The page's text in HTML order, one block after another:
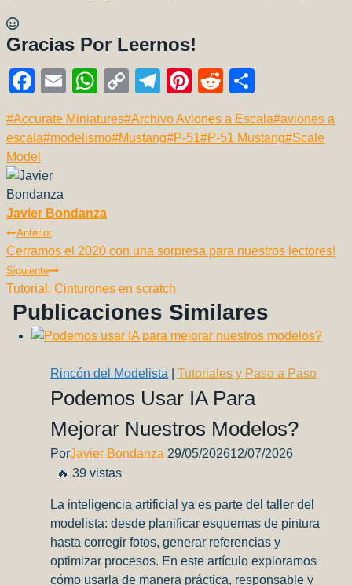
Gracias Por Leernos!
F
c
e
b
o
o
k
E
ail
W
at
p
C
p
T
e
Pi
er
R
d
m
Etiquetas
de
la
entrada:
#Accurate Miniatures#Archivo Aviones a Escala#aviones a
escala#modelismo#Mustang#P-51#P-51 Mustang#Scale
Model
Javier Bondanza
Navegación
De
Entradas
Anterior
Cerramos el 2020 con una sorpresa para nuestros lectores!
Siguiente
Tutorial: Cinturones en scratch
Publicaciones Similares
Rincón del Modelista Tutoriales y Paso a Paso
Podemos Usar IA Para
Mejorar Nuestros Modelos?
PorJavier Bondanza 29/05/202612/07/2026
🔥 39 vistas
La inteligencia artificial ya es parte del taller del
modelista: desde planificar esquemas de pintura
hasta corregir fotos, generar referencias y
optimizar procesos. En este artículo exploramos
cómo usarla de manera práctica, responsable y